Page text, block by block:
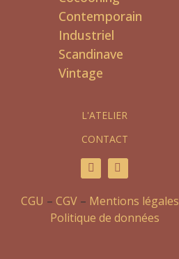
Contemporain
Industriel
Scandinave
Vintage
L'ATELIER
CONTACT
CGU – CGV – Mentions légales
Politique de données